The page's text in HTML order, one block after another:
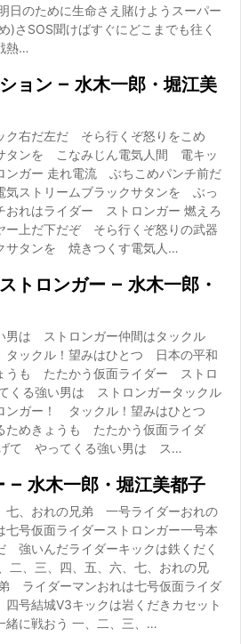
のために生命さえ賭けようスーパー
)さSOS聞けばすぐにどこまでも往く
熱…
ョン – 水木一郎・堀江美
右だ左だ そら行くぞ怒りをこめ
タンを こなみじん電気人間 電キッ
ガー 走れ電流 ぶちこめパンチ前だ
ストリームブラックサタンを ぶっ
れはライダー ストロンガー 燃えろ
上だ下だぞ そら行くぞ怒りの武器
サタンを 焼きつくす電気人…
トロンガー – 水木一郎・
男は ストロンガー仲間はタックル
ックル！望みはひとつ 日本の平和
うも たたかう仮面ライダー ストロ
くる強い男は ストロンガータックル
ンガー！ タックル！望みはひとつ
ためきょうも たたかう仮面ライダ
て やってくる強い男は ス…
– 水木一郎・堀江美都子
七、おれの兄弟 一号ライダーおれの
号仮面ライダーストロンガー一号本
強いんだライダーキックは鉄くだく
、三、四、五、六、七、おれの兄
ライダーマンおれは七号仮面ライダ
号結城V3キックは岩くだきカセット
緒に戦おう 一、二、三、…